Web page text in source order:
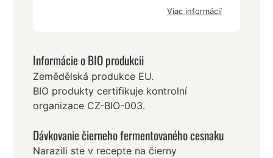
Viac informácií
Informácie o BIO produkcii
Zemědělská produkce EU.
BIO produkty certifikuje kontrolní
organizace CZ-BIO-003.
Dávkovanie čierneho fermentovaného cesnaku
Narazili ste v recepte na čierny